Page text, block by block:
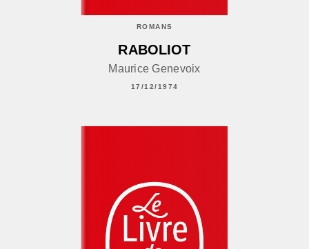
ROMANS
RABOLIOT
Maurice Genevoix
17/12/1974